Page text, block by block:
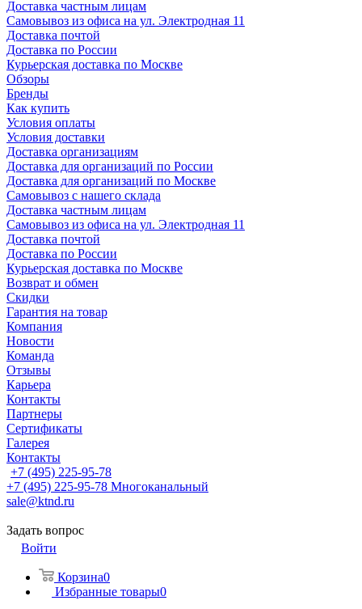
Доставка частным лицам
Самовывоз из офиса на ул. Электродная 11
Доставка почтой
Доставка по России
Курьерская доставка по Москве
Обзоры
Бренды
Как купить
Условия оплаты
Условия доставки
Доставка организациям
Доставка для организаций по России
Доставка для организаций по Москве
Самовывоз с нашего склада
Доставка частным лицам
Самовывоз из офиса на ул. Электродная 11
Доставка почтой
Доставка по России
Курьерская доставка по Москве
Возврат и обмен
Скидки
Гарантия на товар
Компания
Новости
Команда
Отзывы
Карьера
Контакты
Партнеры
Сертификаты
Галерея
Контакты
+7 (495) 225-95-78
+7 (495) 225-95-78 Многоканальный
sale@ktnd.ru
Задать вопрос
Войти
Корзина0
Избранные товары0